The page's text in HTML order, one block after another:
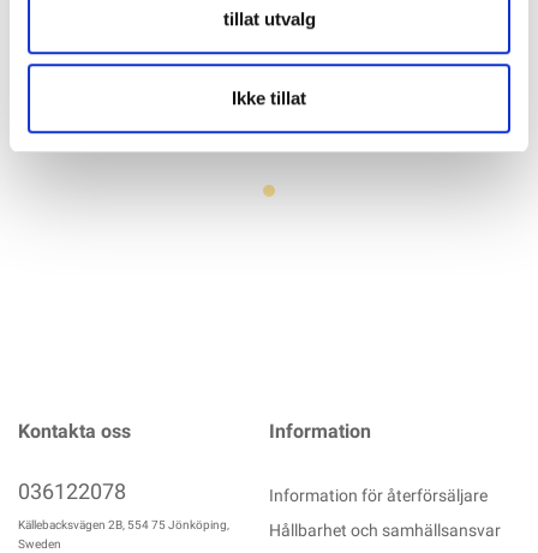
tillat utvalg
Ikke tillat
tool
SKU: 4-600119
Hydraulisk Crimptång 4-
70mm
SKU: CRIMP_4-70MM
Kontakta oss
036122078
Källebacksvägen 2B, 554 75 Jönköping,
Sweden
Information
Information för återförsäljare
Hållbarhet och samhällsansvar